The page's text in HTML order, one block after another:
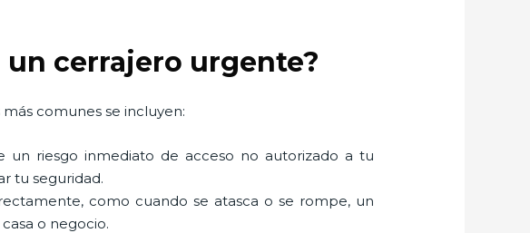
cerrajero urgente?
comunes se incluyen:
un riesgo inmediato de acceso no autorizado a tu
tu seguridad.
como cuando se atasca o se rompe, un
o negocio.